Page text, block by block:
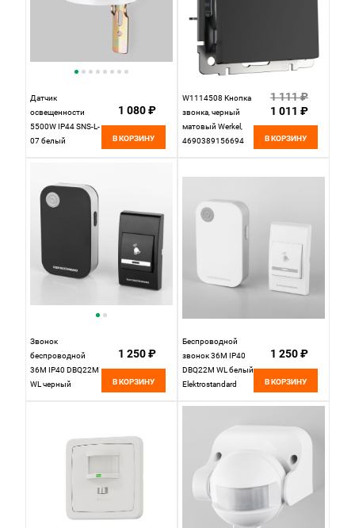
Датчик
освещенности
5500W IP44 SNS-L-
07 белый
1 080 ₽
В КОРЗИНУ
W1114508 Кнопка
звонка, черный
матовый Werkel,
4690389156694
1 111 ₽
1 011 ₽
В КОРЗИНУ
Звонок
беспроводной
36M IP40 DBQ22M
WL черный
1 250 ₽
В КОРЗИНУ
Беспроводной
звонок 36M IP40
DBQ22M WL белый
Elektrostandard
1 250 ₽
В КОРЗИНУ